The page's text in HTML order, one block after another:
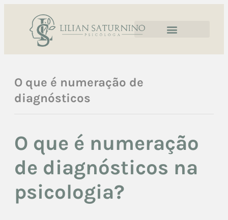
O que é numeração de
diagnósticos
O que é numeração
de diagnósticos na
psicologia?